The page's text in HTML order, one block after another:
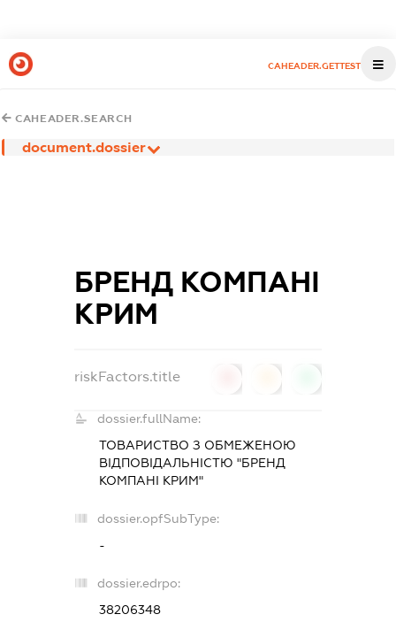
CAHEADER.GETTEST
CAHEADER.SEARCH
document.dossier
БРЕНД КОМПАНІ
КРИМ
riskFactors.title
dossier.fullName:
ТОВАРИСТВО З ОБМЕЖЕНОЮ
ВІДПОВІДАЛЬНІСТЮ "БРЕНД
КОМПАНІ КРИМ"
dossier.opfSubType:
-
dossier.edrpo:
38206348